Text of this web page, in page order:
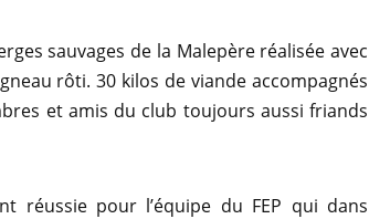
sauvages de la Malepère réalisée avec
rôti. 30 kilos de viande accompagnés
et amis du club toujours aussi friands
réussie pour l’équipe du FEP qui dans